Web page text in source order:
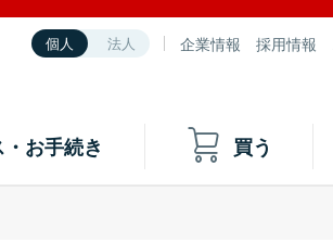
個人 法人 企業情報 採用情報
お手続き 買う